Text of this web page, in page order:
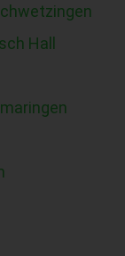
Hall